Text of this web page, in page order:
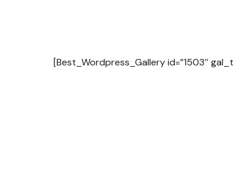
[Best_Wordpress_Gallery id=”1503″